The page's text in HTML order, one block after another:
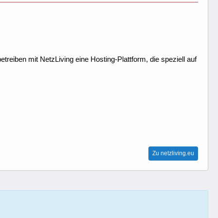
mit NetzLiving eine Hosting-Plattform, die speziell auf
Zu netzliving.eu